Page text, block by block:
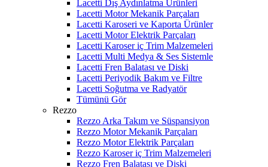
Lacetti Dış Aydınlatma Ürünleri
Lacetti Motor Mekanik Parçaları
Lacetti Karoseri ve Kaporta Ürünler
Lacetti Motor Elektrik Parçaları
Lacetti Karoser iç Trim Malzemeleri
Lacetti Multi Medya & Ses Sistemle
Lacetti Fren Balatası ve Diski
Lacetti Periyodik Bakım ve Filtre
Lacetti Soğutma ve Radyatör
Tümünü Gör
Rezzo
Rezzo Arka Takım ve Süspansiyon
Rezzo Motor Mekanik Parçaları
Rezzo Motor Elektrik Parçaları
Rezzo Karoser iç Trim Malzemeleri
Rezzo Fren Balatası ve Diski